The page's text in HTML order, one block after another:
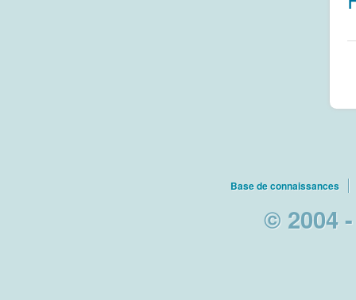
Base de connaissances
© 2004